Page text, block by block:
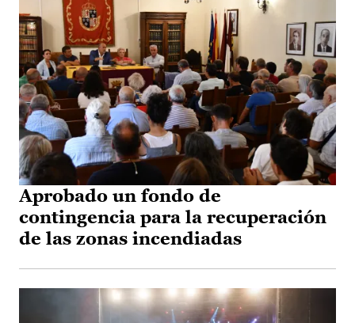
Aprobado un fondo de
contingencia para la recuperación
de las zonas incendiadas